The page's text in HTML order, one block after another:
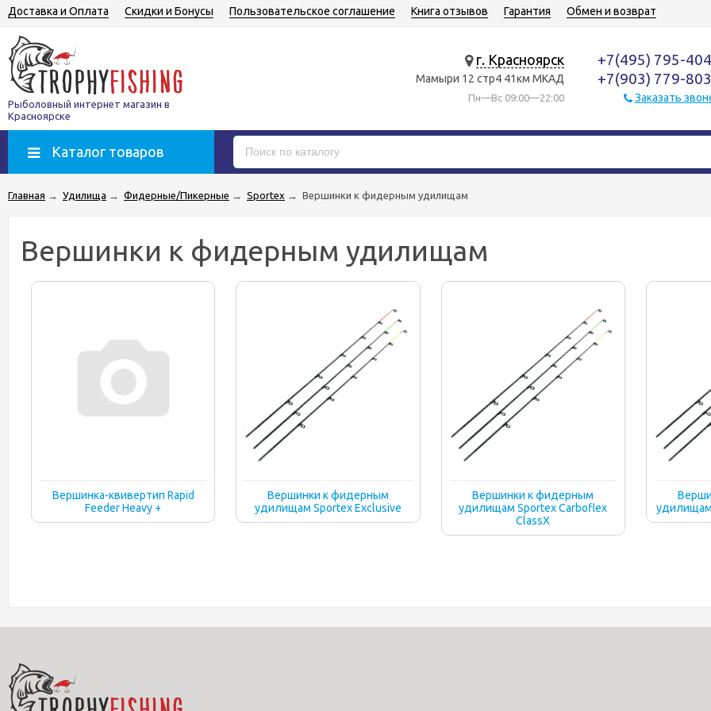
Доставка и Оплата Скидки и Бонусы Пользовательское соглашение Книга отзывов Гарантия Обмен и возврат
Рыболовный интернет магазин в
Красноярске
г. Красноярск
Мамыри 12 стр4 41км МКАД
Пн—Вс 09:00—22:00
+7(495) 795-
+7(903) 779-
Заказать
Каталог товаров
Главная → Удилища → Фидерные/Пикерные → Sportex → Вершинки к фидерным удилищам
Вершинки к фидерным удилищам
Вершинка-квивертип Rapid
Feeder Heavy +
Вершинки к фидерным
удилищам Sportex Exclusive
Вершинки к фидерным
удилищам Sportex Carboflex
ClassX
удилищам